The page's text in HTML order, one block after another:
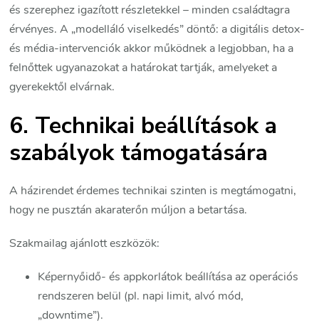
és szerephez igazított részletekkel – minden családtagra
érvényes. A „modelláló viselkedés” döntő: a digitális detox-
és média-intervenciók akkor működnek a legjobban, ha a
felnőttek ugyanazokat a határokat tartják, amelyeket a
gyerekektől elvárnak.
6. Technikai beállítások a
szabályok támogatására
A házirendet érdemes technikai szinten is megtámogatni,
hogy ne pusztán akaraterőn múljon a betartása.
Szakmailag ajánlott eszközök:
Képernyőidő- és appkorlátok beállítása az operációs
rendszeren belül (pl. napi limit, alvó mód,
„downtime”).